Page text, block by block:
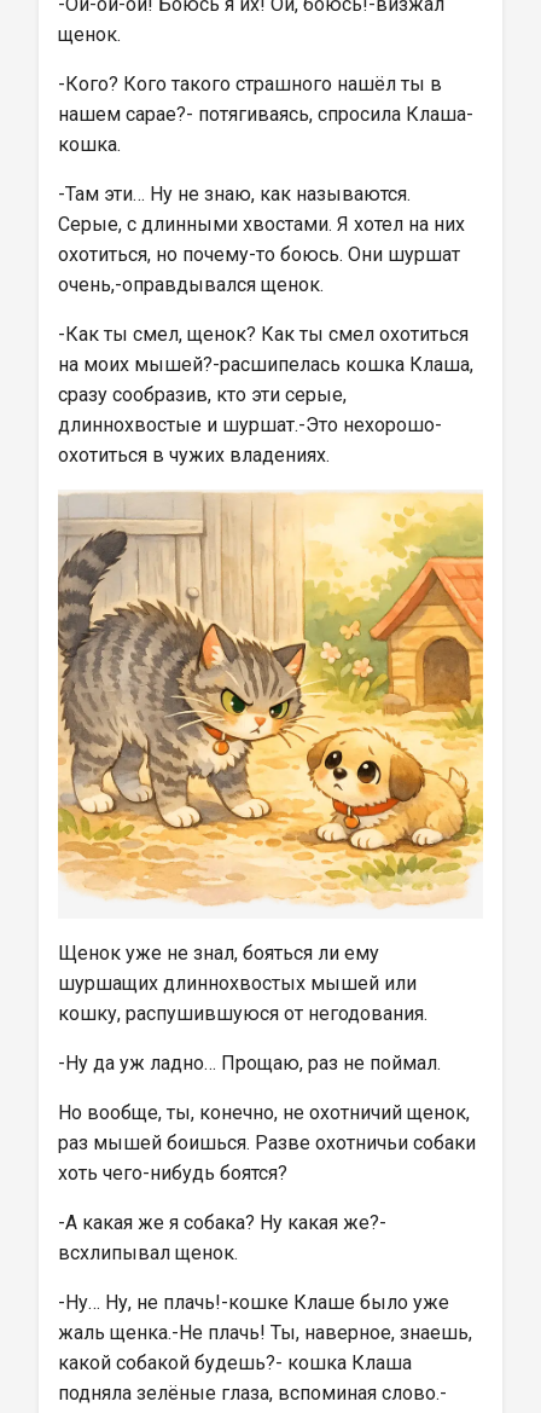
щенок.
-Кого? Кого такого страшного нашёл ты в
нашем сарае?- потягиваясь, спросила Клаша-
кошка.
-Там эти… Ну не знаю, как называются.
Серые, с длинными хвостами. Я хотел на них
охотиться, но почему-то боюсь. Они шуршат
очень,-оправдывался щенок.
-Как ты смел, щенок? Как ты смел охотиться
на моих мышей?-расшипелась кошка Клаша,
сразу сообразив, кто эти серые,
длиннохвостые и шуршат.-Это нехорошо-
охотиться в чужих владениях.
Щенок уже не знал, бояться ли ему
шуршащих длиннохвостых мышей или
кошку, распушившуюся от негодования.
-Ну да уж ладно… Прощаю, раз не поймал.
Но вообще, ты, конечно, не охотничий щенок,
раз мышей боишься. Разве охотничьи собаки
хоть чего-нибудь боятся?
-А какая же я собака? Ну какая же?-
всхлипывал щенок.
-Ну… Ну, не плачь!-кошке Клаше было уже
жаль щенка.-Не плачь! Ты, наверное, знаешь,
какой собакой будешь?- кошка Клаша
подняла зелёные глаза, вспоминая слово.-